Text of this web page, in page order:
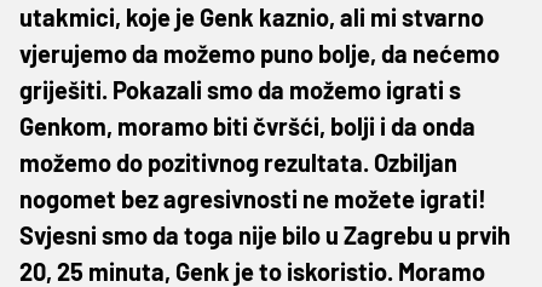
utakmici, koje je Genk kaznio, ali mi stvarno
vjerujemo da možemo puno bolje, da nećemo
griješiti. Pokazali smo da možemo igrati s
Genkom, moramo biti čvršći, bolji i da onda
možemo do pozitivnog rezultata. Ozbiljan
nogomet bez agresivnosti ne možete igrati!
Svjesni smo da toga nije bilo u Zagrebu u prvih
20, 25 minuta, Genk je to iskoristio. Moramo